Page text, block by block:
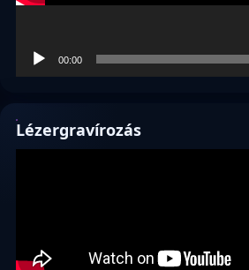
00:00
Lézergravírozás